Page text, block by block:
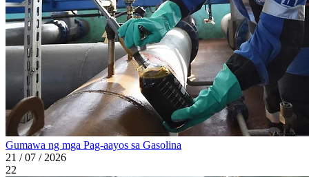
Gumawa ng mga Pag-aayos sa Gasolina
21 / 07 / 2026
22